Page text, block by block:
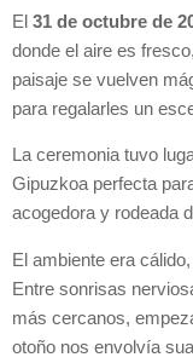
El 31 de octubre de
donde el aire es
paisaje se vuelven
para regalarles un
La ceremonia tuvo
Gipuzkoa perfecta
acogedora y rodeada
El ambiente era
Entre sonrisas
más cercanos,
otoño nos envolvía